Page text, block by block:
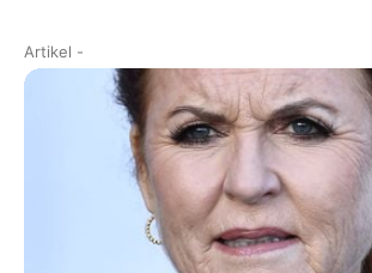
Artikel -